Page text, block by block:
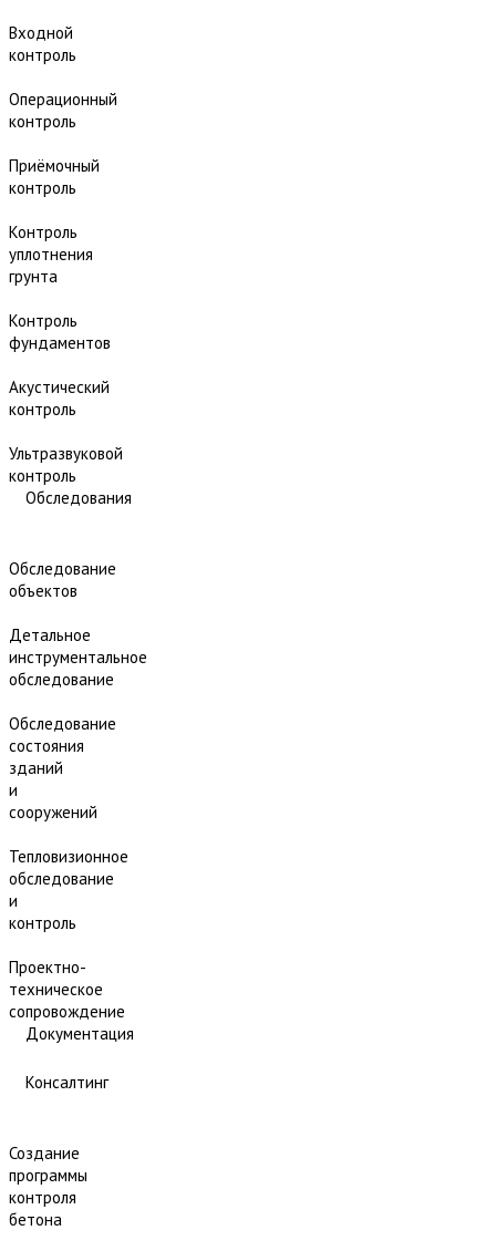
Входной
контроль
Операционный
контроль
Приёмочный
контроль
Контроль
уплотнения
грунта
Контроль
фундаментов
Акустический
контроль
Ультразвуковой
контроль
Обследования
Обследование
объектов
Детальное
инструментальное
обследование
Обследование
состояния
зданий
и
сооружений
Тепловизионное
обследование
и
контроль
Проектно-
техническое
сопровождение
Документация
Консалтинг
Создание
программы
контроля
бетона